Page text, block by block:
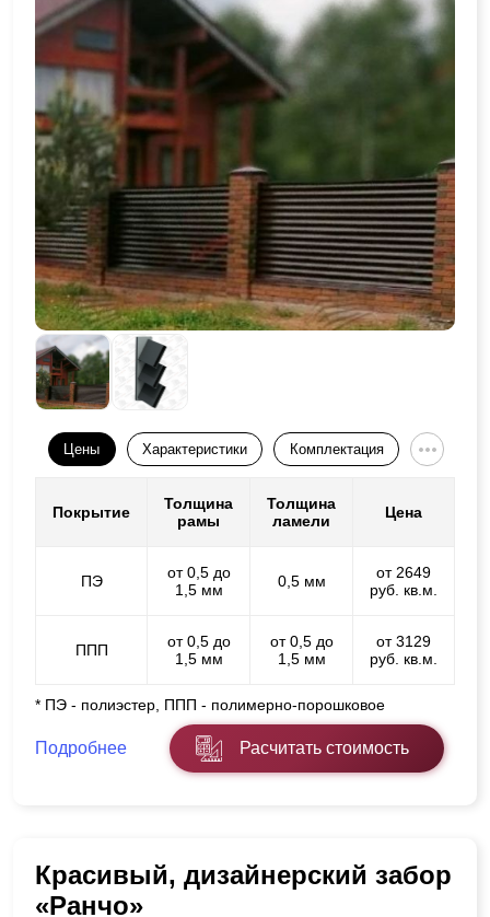
Цены Характеристики Комплектация
Покрытие
Толщина
рамы
Толщина
ламели
Цена
ПЭ
от 0,5 до
1,5 мм
0,5 мм
от 2649
руб. кв.м.
ППП
от 0,5 до
1,5 мм
от 0,5 до
1,5 мм
от 3129
руб. кв.м.
* ПЭ - полиэстер, ППП - полимерно-порошковое
Подробнее Расчитать стоимость
Красивый, дизайнерский забор
«Ранчо»